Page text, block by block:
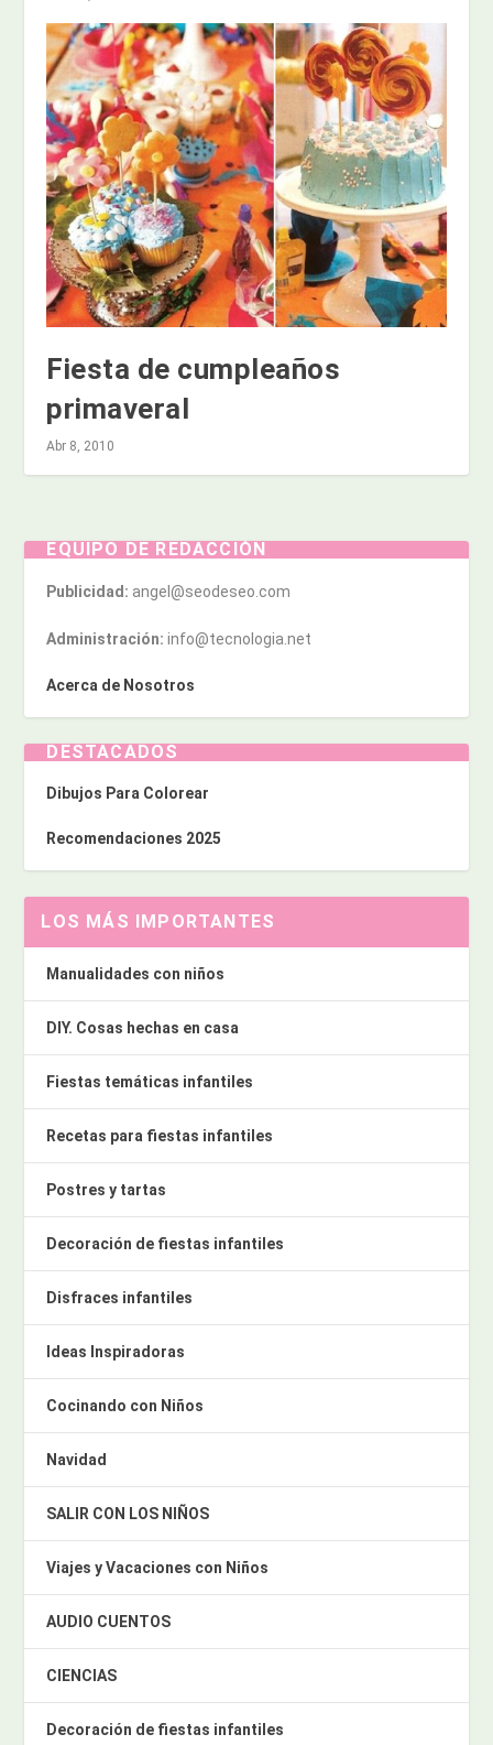
Fiesta de cumpleaños
primaveral
Abr 8, 2010
EQUIPO DE REDACCIÓN
Publicidad: angel@seodeseo.com
Administración: info@tecnologia.net
Acerca de Nosotros
DESTACADOS
Dibujos Para Colorear
Recomendaciones 2025
LOS MÁS IMPORTANTES
Manualidades con niños
DIY. Cosas hechas en casa
Fiestas temáticas infantiles
Recetas para fiestas infantiles
Postres y tartas
Decoración de fiestas infantiles
Disfraces infantiles
Ideas Inspiradoras
Cocinando con Niños
Navidad
SALIR CON LOS NIÑOS
Viajes y Vacaciones con Niños
AUDIO CUENTOS
CIENCIAS
Decoración de fiestas infantiles